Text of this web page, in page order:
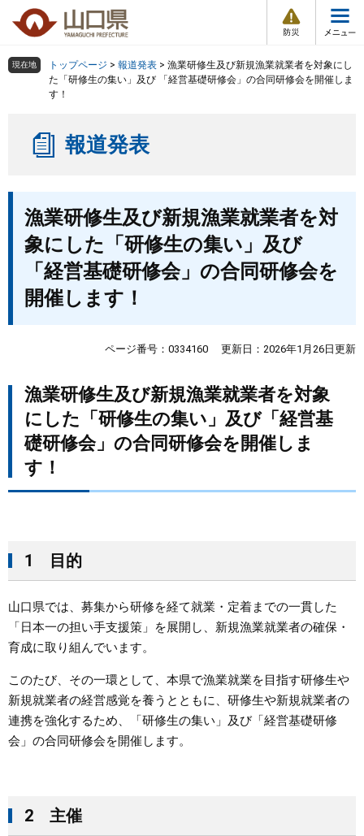
の
ー
情
報
メ
ュ
組織で探す
くらし・環境
健康・福祉
教育・文化・スポーツ
しごと・産業・観光
まちづくり
県政情報
検索の仕方 組織で探す
現在地 トップページ > 報道発表 > 漁業研修生及び新規漁業就業者を対象にし
た「研修生の集い」及び 「経営基礎研修会」の合同研修会を開催しま
す！
報道発表
漁業研修生及び新規漁業就業者を対
象にした「研修生の集い」及び
「経営基礎研修会」の合同研修会を
開催します！
ページ番号：0334160 更新日：2026年1月26日更新
漁業研修生及び新規漁業就業者を対象
にした「研修生の集い」及び「経営基
礎研修会」の合同研修会を開催しま
す！
1 目的
山口県では、募集から研修を経て就業・定着までの一貫した
「日本一の担い手支援策」を展開し、新規漁業就業者の確保・
育成に取り組んでいます。
このたび、その一環として、本県で漁業就業を目指す研修生や
新規就業者の経営感覚を養うとともに、研修生や新規就業者の
連携を強化するため、「研修生の集い」及び「経営基礎研修
会」の合同研修会を開催します。
2 主催